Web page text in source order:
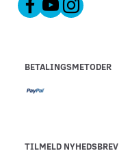
BETALINGSMETODER
TILMELD NYHEDSBREV